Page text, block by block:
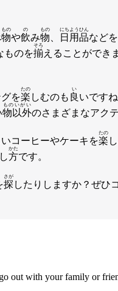
物
もの
や飲
の
み物
もの
、 日用品
にちようひん
などを
ものを揃
そろ
えることができ
を楽
たの
しむのも 良
い
いです
物以外
ものいがい
のさまざまなアク
コーヒーやケーキを楽
たの
方
かた
です。
探
さが
したりしますか？ぜひ
out with your family or